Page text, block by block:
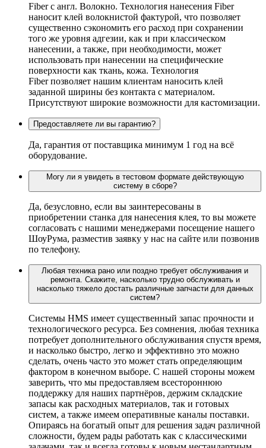
Fiber c англ. Волокно. Технология нанесения Fiber
наносит клей волокнистой фактурой, что позволяет
существенно сэкономить его расход при сохранении
того же уровня адгезии, как и при классическом
нанесении, а также, при необходимости, может
использовать при нанесении на специфические
поверхности как ткань, кожа. Технология
Fiber позволяет нашим клиентам наносить клей
заданной ширины без контакта с материалом.
Присутствуют широкие возможности для кастомизации.
Предоставляете ли вы гарантию?
Да, гарантия от поставщика минимум 1 год на всё
оборудование.
Могу ли я увидеть в тестовом формате действующую
систему в сборе?
Да, безусловно, если вы заинтересованы в
приобретении станка для нанесения клея, то вы можете
согласовать с нашими менеджерами посещение нашего
ШоуРума, разместив заявку у нас на сайте или позвонив
по телефону.
Любая техника рано или поздно требует обслуживания и
ремонта. Скажите, насколько трудно обслуживать и
насколько тяжело достать различные запчасти для данных
систем?
Системы HMS имеет существенный запас прочности и
технологического ресурса. Без сомнения, любая техника
потребует дополнительного обслуживания спустя время,
и насколько быстро, легко и эффективно это можно
сделать, очень часто это может стать определяющим
фактором в конечном выборе. С нашей стороны можем
заверить, что мы предоставляем всестороннюю
поддержку для наших партнёров, держим складские
запасы как расходных материалов, так и готовых
систем, а также имеем оперативные каналы поставки.
Опираясь на богатый опыт для решения задач различной
сложности, будем рады работать как с классическими